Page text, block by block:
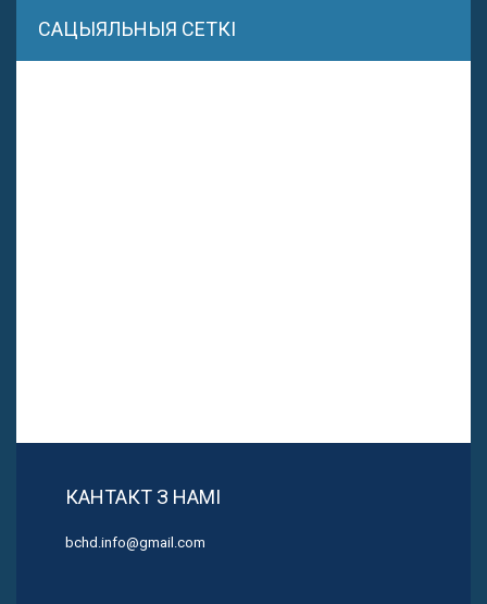
САЦЫЯЛЬНЫЯ СЕТКІ
КАНТАКТ З НАМІ
bchd.info@gmail.com